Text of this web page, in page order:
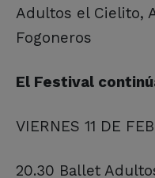
Adultos el Cielito,
Fogoneros
El Festival
VIERNES 11 DE
20.30 Ballet